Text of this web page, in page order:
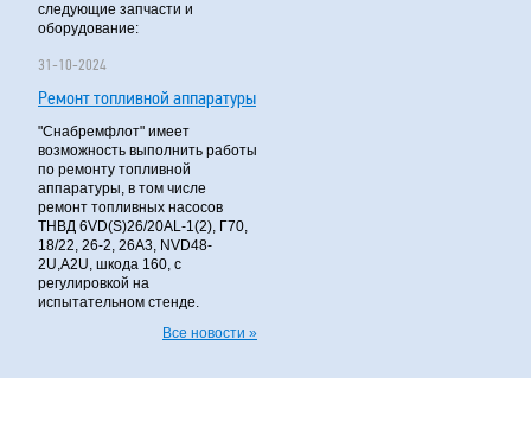
следующие запчасти и
оборудование:
31-10-2024
Ремонт топливной аппаратуры
"Снабремфлот" имеет
возможность выполнить работы
по ремонту топливной
аппаратуры, в том числе
ремонт топливных насосов
ТНВД 6VD(S)26/20AL-1(2), Г70,
18/22, 26-2, 26А3, NVD48-
2U,A2U, шкода 160, с
регулировкой на
испытательном стенде.
Все новости »